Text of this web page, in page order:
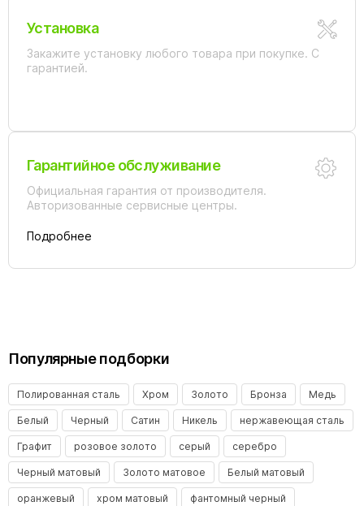
Установка
Закажите установку любого товара при покупке. С
гарантией.
Гарантийное обслуживание
Официальная гарантия от производителя.
Авторизованные сервисные центры.
Подробнее
Популярные подборки
Полированная сталь Хром Золото Бронза Медь
Белый Черный Сатин Никель нержавеющая сталь
Графит розовое золото серый серебро
Черный матовый Золото матовое Белый матовый
оранжевый хром матовый фантомный черный